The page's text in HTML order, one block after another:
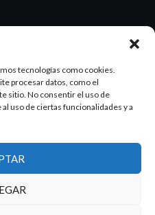
tecnologías como cookies.
procesar datos, como el
sitio. No consentir el uso de
uso de ciertas funcionalidades y a
reservados.